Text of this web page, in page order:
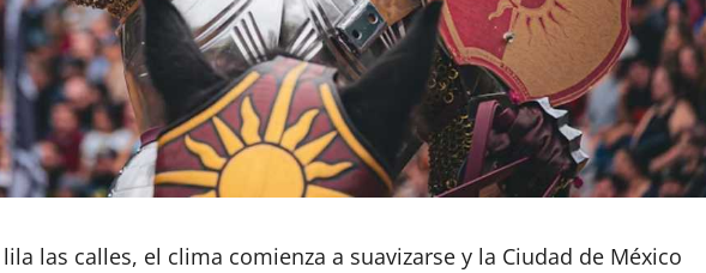
las calles, el clima comienza a suavizarse y la Ciudad de México